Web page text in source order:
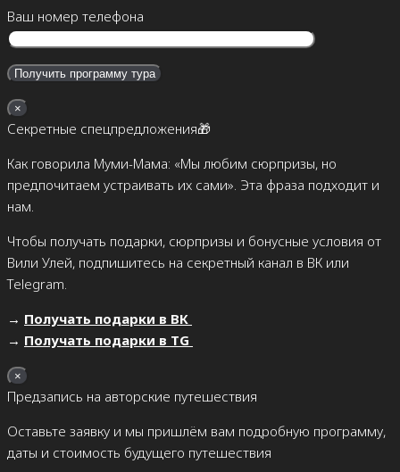
Ваш номер телефона
×
Секретные спецпредложения🎁
Как говорила Муми-Мама: «Мы любим сюрпризы, но
предпочитаем устраивать их сами». Эта фраза подходит и
нам.
Чтобы получать подарки, сюрпризы и бонусные условия от
Вили Улей, подпишитесь на секретный канал в ВК или
Telegram.
→ Получать подарки в ВК
→ Получать подарки в TG
×
Предзапись на авторские путешествия
Оставьте заявку и мы пришлём вам подробную программу,
даты и стоимость будущего путешествия